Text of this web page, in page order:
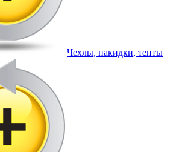
Чехлы, накидки, тенты